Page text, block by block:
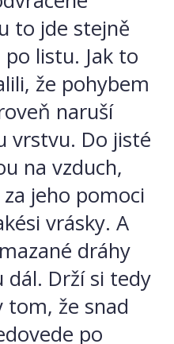
to jde stejně
listu. Jak to
že pohybem
naruší
vrstvu. Do jisté
na vzduch,
jeho pomoci
vrásky. A
dráhy
dál. Drží si tedy
tom, že snad
po